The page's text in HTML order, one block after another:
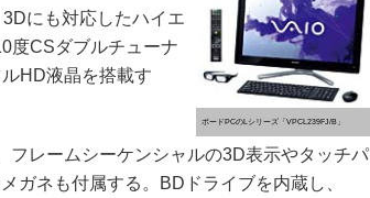
ボードPCのLシリーズ「VPCL239FJ/B」
にも対応したハイエ
度CSダブルチューナ
HD液晶を搭載す
レームシーケンシャルの3D表示やタッチパ
ガネも付属する。BDドライブを内蔵し、